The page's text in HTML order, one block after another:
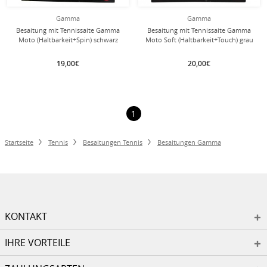
Gamma
Besaitung mit Tennissaite Gamma
Moto (Haltbarkeit+Spin) schwarz
19,00€
Gamma
Besaitung mit Tennissaite Gamma
Moto Soft (Haltbarkeit+Touch) grau
20,00€
1
Startseite Tennis Besaitungen Tennis Besaitungen Gamma
KONTAKT
IHRE VORTEILE